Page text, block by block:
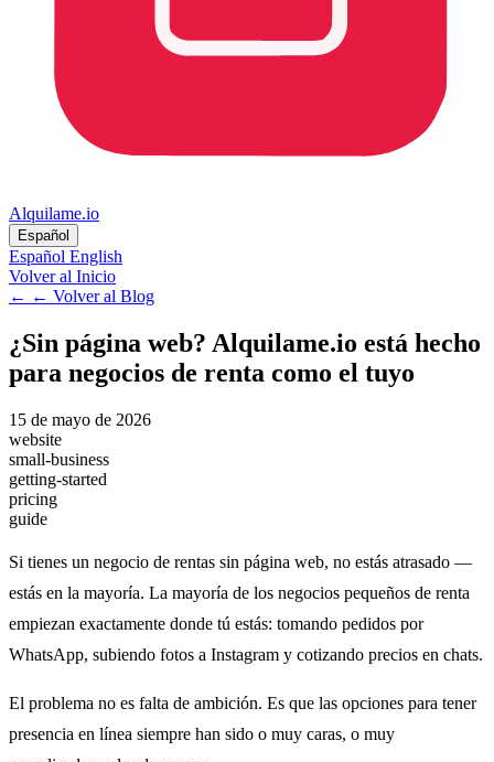
Alquilame.io
Español
Español English
Volver al Inicio
← ← Volver al Blog
¿Sin página web? Alquilame.io está hecho
para negocios de renta como el tuyo
15 de mayo de 2026
website
small-business
getting-started
pricing
guide
Si tienes un negocio de rentas sin página web, no estás atrasado —
estás en la mayoría. La mayoría de los negocios pequeños de renta
empiezan exactamente donde tú estás: tomando pedidos por
WhatsApp, subiendo fotos a Instagram y cotizando precios en chats.
El problema no es falta de ambición. Es que las opciones para tener
presencia en línea siempre han sido o muy caras, o muy